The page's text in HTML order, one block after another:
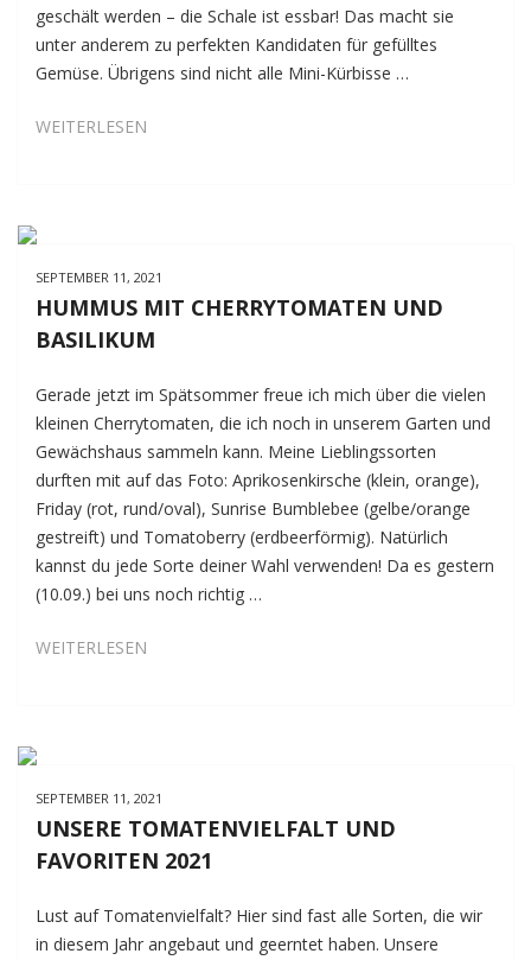
geschält werden – die Schale ist essbar! Das macht sie
unter anderem zu perfekten Kandidaten für gefülltes
Gemüse. Übrigens sind nicht alle Mini-Kürbisse …
WEITERLESEN
ZUM
FÜLLEN
SEPTEMBER 11, 2021
HUMMUS MIT CHERRYTOMATEN UND
BASILIKUM
Gerade jetzt im Spätsommer freue ich mich über die vielen
kleinen Cherrytomaten, die ich noch in unserem Garten und
Gewächshaus sammeln kann. Meine Lieblingssorten
durften mit auf das Foto: Aprikosenkirsche (klein, orange),
Friday (rot, rund/oval), Sunrise Bumblebee (gelbe/orange
gestreift) und Tomatoberry (erdbeerförmig). Natürlich
kannst du jede Sorte deiner Wahl verwenden! Da es gestern
(10.09.) bei uns noch richtig …
WEITERLESEN
SEPTEMBER 11, 2021
UNSERE TOMATENVIELFALT UND
FAVORITEN 2021
Lust auf Tomatenvielfalt? Hier sind fast alle Sorten, die wir
in diesem Jahr angebaut und geerntet haben. Unsere